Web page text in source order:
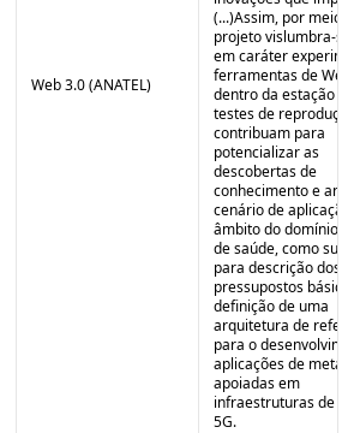
Web 3.0 (ANATEL)
(...)Assim, por meio
projeto vislumbra-
em caráter
ferramentas de
dentro da estação
testes de
contribuam para
potencializar as
descobertas de
conhecimento e
cenário de
âmbito do domínio
de saúde, como
para descrição dos
pressupostos
definição de uma
arquitetura de
para o
aplicações de
apoiadas em
infraestruturas de
5G.